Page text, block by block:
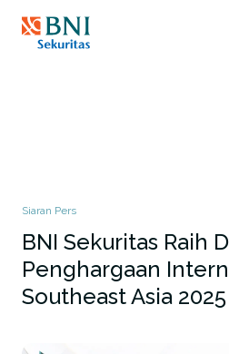
Siaran Pers
BNI Sekuritas Raih
Penghargaan
Southeast Asia 2025